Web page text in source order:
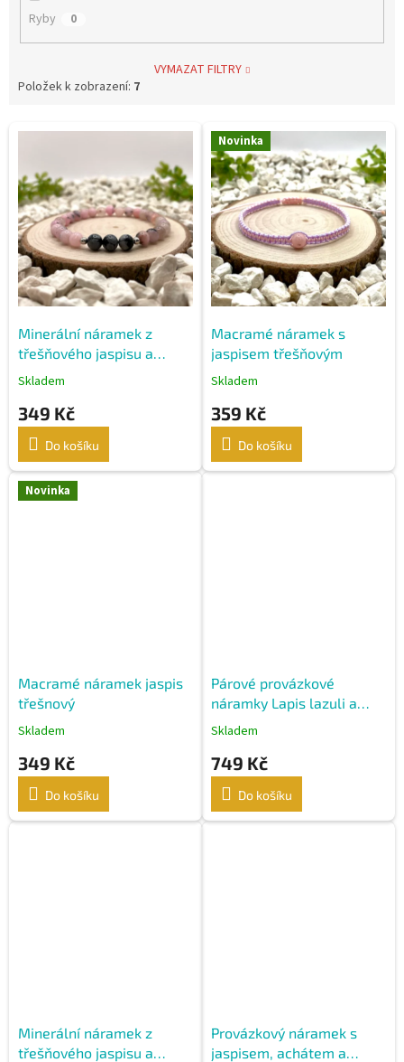
Ryby 0
VYMAZAT FILTRY
Položek k zobrazení: 7
V
p
Minerální náramek z
třešňového jaspisu a
vločkového obsidiánu
Skladem
349 Kč
Do košíku
Novinka
Macramé náramek s
jaspisem třešňovým
Skladem
359 Kč
Do košíku
Novinka
Macramé náramek jaspis
třešnový
Skladem
349 Kč
Do košíku
Párové provázkové
náramky Lapis lazuli a
Jaspis třešňový
Skladem
749 Kč
Do košíku
Minerální náramek z
třešňového jaspisu a
Provázkový náramek s
jaspisem, achátem a